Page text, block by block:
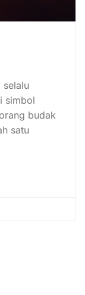
selalu
simbol
budak
satu